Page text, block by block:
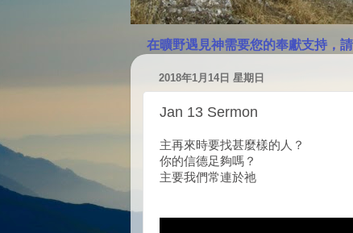
在曠野遇見神需要您的奉獻支持，
2018年1月14日 星期日
Jan 13 Sermon
主再來時要找甚麼樣的人？
你的信德足夠嗎？
主要我們常連於祂